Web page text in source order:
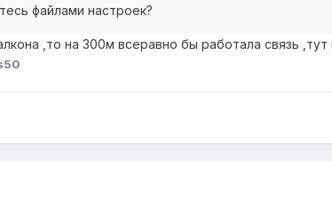
файлами настроек?
,то на 300м всеравно бы работала связь